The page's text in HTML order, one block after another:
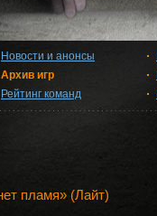
Новости и анонсы
Архив игр
Рейтинг команд
пламя» (Лайт)